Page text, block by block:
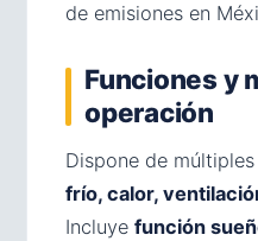
de emisiones en
Funciones y
operación
Dispone de
frío, calor,
Incluye función